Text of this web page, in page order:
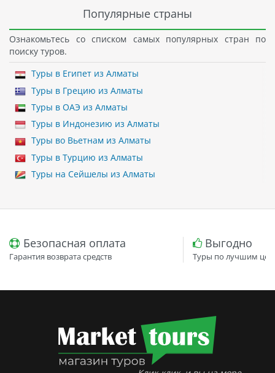
Популярные страны
Ознакомьтесь со списком самых популярных стран по
поиску туров.
Туры в Египет из Алматы
Туры в Грецию из Алматы
Туры в ОАЭ из Алматы
Туры в Индонезию из Алматы
Туры во Вьетнам из Алматы
Туры в Турцию из Алматы
Туры на Сейшелы из Алматы
Безопасная оплата
Гарантия возврата средств
Выгодно
Туры по лучшим